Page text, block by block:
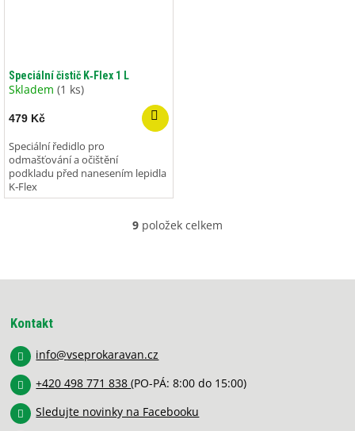
Speciální čistič K‑Flex 1 L
Skladem (1 ks)
479 Kč
Speciální ředidlo pro
odmašťování a očištění
podkladu před nanesením lepidla
K‑Flex
O
á
v
y
9 položek celkem
Kontakt
info@vseprokaravan.cz
+420 498 771 838(PO-PÁ: 8:00 do 15:00)
Sledujte novinky na Facebooku